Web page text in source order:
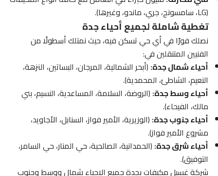
(LG، سامسونج، جري، ماندو، وغيرها).
تغطية شاملة لجميع أحياء جدة
نصلك فورًا في أي حي تسكن فيه، حيث نمتلك أسطولًا من
الفنيين المتنقلين في:
أحياء شمال جدة: (أبحر الشمالية، المرجان، البساتين، النزهة،
النعيم، الشاطئ، المحمدية).
أحياء وسط جدة: (الروضة، السلامة، المساعدية، النسيم، بني
مالك، الفيحاء).
أحياء جنوب جدة: (الوزيرية، الأمير فواز، السنابل، الأجاويد،
مشروع الأمير فواز).
أحياء شرق جدة: (الحمدانية، الصالحية، حي المنار، حي السامر،
التوفيق).
شركة غسيل مكيفات بجدة جميع الاحياء شمال ووسط وجنوب